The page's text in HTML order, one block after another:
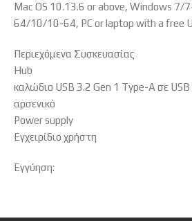
Mac OS 10.13.6 or above, Windows
64/10/10-64, PC or laptop with a free
Περιεχόμενα Συσκευασίας
Hub
καλώδιο USB 3.2 Gen 1 Type-A σε
αρσενικό
Power supply
Εγχειρίδιο χρήστη
Εγγύηση: